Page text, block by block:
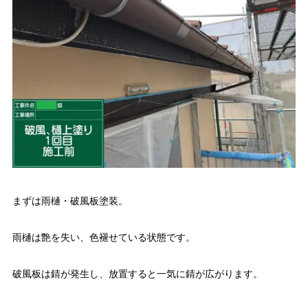
まずは雨樋・破風板塗装。
雨樋は艶を失い、色褪せている状態です。
破風板は錆が発生し、放置すると一気に錆が広がります。